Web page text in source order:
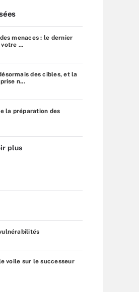
menaces : le dernier
...
des cibles, et la
n...
la préparation des
plus
voile sur le successeur